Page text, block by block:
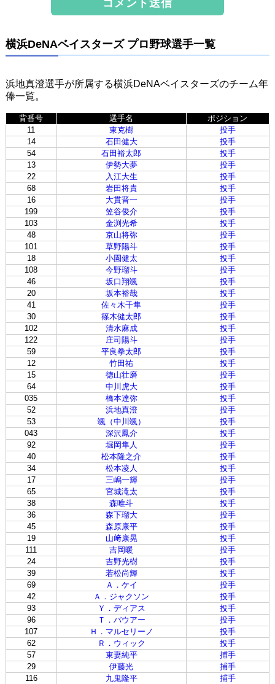
横浜DeNAベイスターズ プロ野球選手一覧
浜地真澄選手が所属する横浜DeNAベイスターズのチーム年
俸一覧。
背番号 選手名
ポジション
11
東克樹
投手
14
石田健大
投手
54
石田裕太郎
投手
13
伊勢大夢
投手
22
入江大生
投手
68
岩田将貴
投手
16
大貫晋一
投手
199
笠谷俊介
投手
103
金渕光希
投手
48
京山将弥
投手
101
草野陽斗
投手
18
小園健太
投手
108
今野瑠斗
投手
46
坂口翔颯
投手
20
坂本裕哉
投手
41
佐々木千隼
投手
30
篠木健太郎
投手
102
清水麻成
投手
122
庄司陽斗
投手
59
平良拳太郎
投手
12
竹田祐
投手
15
徳山壮磨
投手
64
中川虎大
投手
035
橋本達弥
投手
52
浜地真澄
投手
53
颯（中川颯）
投手
043
深沢鳳介
投手
92
堀岡隼人
投手
40
松本隆之介
投手
34
松本凌人
投手
17
三嶋一輝
投手
65
宮城滝太
投手
38
森唯斗
投手
36
森下瑠大
投手
45
森原康平
投手
19
山﨑康晃
投手
111
吉岡暖
投手
24
吉野光樹
投手
39
若松尚輝
投手
69
Ａ．ケイ
投手
42
Ａ．ジャクソン
投手
93
Ｙ．ディアス
投手
96
Ｔ．バウアー
投手
107
Ｈ．マルセリーノ
投手
62
Ｒ．ウィック
投手
57
東妻純平
捕手
29
伊藤光
捕手
116
九鬼隆平
捕手